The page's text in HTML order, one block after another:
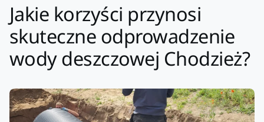
Jakie korzyści przynosi
skuteczne odprowadzenie
wody deszczowej Chodzież?